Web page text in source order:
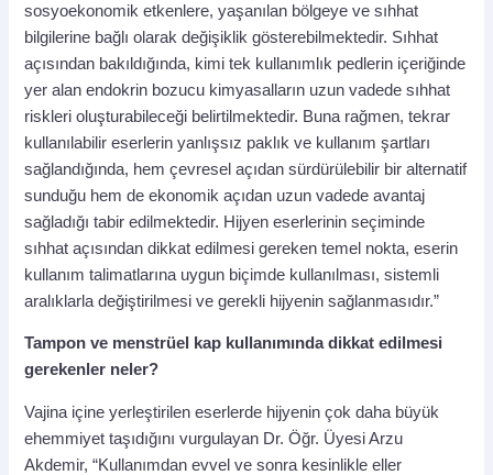
sosyoekonomik etkenlere, yaşanılan bölgeye ve sıhhat
bilgilerine bağlı olarak değişiklik gösterebilmektedir. Sıhhat
açısından bakıldığında, kimi tek kullanımlık pedlerin içeriğinde
yer alan endokrin bozucu kimyasalların uzun vadede sıhhat
riskleri oluşturabileceği belirtilmektedir. Buna rağmen, tekrar
kullanılabilir eserlerin yanlışsız paklık ve kullanım şartları
sağlandığında, hem çevresel açıdan sürdürülebilir bir alternatif
sunduğu hem de ekonomik açıdan uzun vadede avantaj
sağladığı tabir edilmektedir. Hijyen eserlerinin seçiminde
sıhhat açısından dikkat edilmesi gereken temel nokta, eserin
kullanım talimatlarına uygun biçimde kullanılması, sistemli
aralıklarla değiştirilmesi ve gerekli hijyenin sağlanmasıdır.”
Tampon ve menstrüel kap kullanımında dikkat edilmesi
gerekenler neler?
Vajina içine yerleştirilen eserlerde hijyenin çok daha büyük
ehemmiyet taşıdığını vurgulayan Dr. Öğr. Üyesi Arzu
Akdemir, “Kullanımdan evvel ve sonra kesinlikle eller